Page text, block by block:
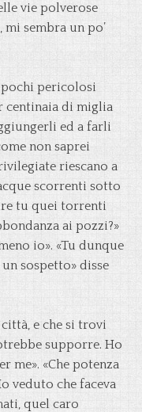
vie polverose
sembra un po’
pochi pericolosi
centinaia di miglia
ed a farli
non saprei
riescano a
scorrenti sotto
tu quei torrenti
ai pozzi?»
io». «Tu dunque
sospetto» disse
e che si trovi
supporre. Ho
me». «Che potenza
veduto che faceva
quel caro